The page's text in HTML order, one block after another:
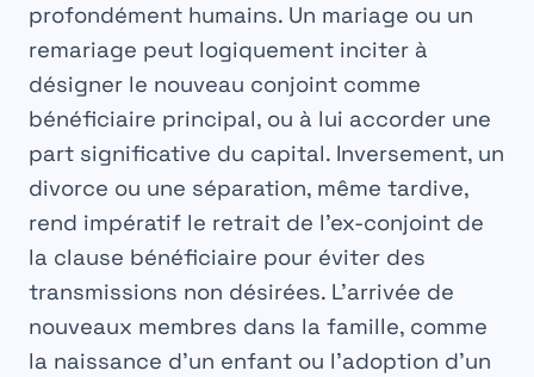
profondément humains. Un mariage ou un
remariage peut logiquement inciter à
désigner le nouveau conjoint comme
bénéficiaire principal, ou à lui accorder une
part significative du capital. Inversement, un
divorce ou une séparation, même tardive,
rend impératif le retrait de l’ex-conjoint de
la clause bénéficiaire pour éviter des
transmissions non désirées. L’arrivée de
nouveaux membres dans la famille, comme
la naissance d’un enfant ou l’adoption d’un